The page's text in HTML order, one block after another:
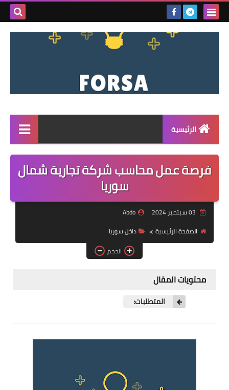
بحث
الرئيسية
القائمة
مناقصات
فرص عمل داخل سوريا
فرص عمل في العراق
فرص عمل في اليمن
فرصة عمل محاسب شركة تجارية شمال
سوريا
Abdo
الصفحة الرئيسية
داخل سوريا
الحجم
محتويات المقال
المتطلبات: